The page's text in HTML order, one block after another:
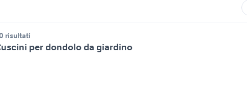
risultati
per dondolo da giardino